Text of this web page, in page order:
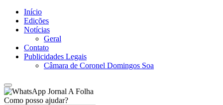
Início
Edições
Notícias
Geral
Contato
Publicidades Legais
Câmara de Coronel Domingos Soa
Jornal A Folha
Como posso ajudar?